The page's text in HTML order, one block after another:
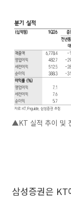
▲KT 실적 추이 및
삼성증권은